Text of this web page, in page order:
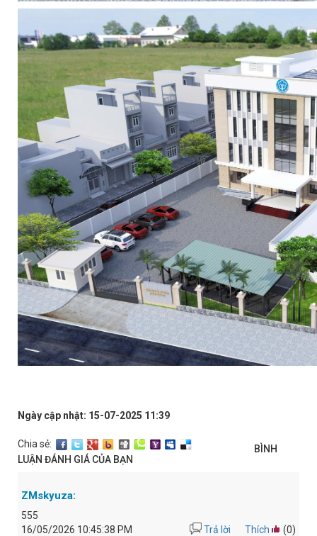
Ngày cập nhật: 15-07-2025 11:39
Chia sẻ:
BÌNH
LUẬN ĐÁNH GIÁ CỦA BẠN
ZMskyuza:
555
16/05/2026 10:45:38 PM
Thích (0)
Trả lời